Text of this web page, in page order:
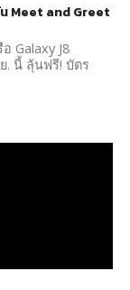
Meet and Greet
Galaxy J8
. นี้ ลุ้นฟรี! บัตร